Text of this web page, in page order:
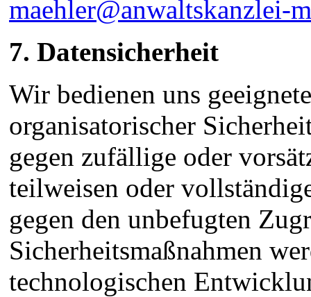
maehler@anwaltskanzlei-
7. Datensicherheit
Wir bedienen uns
organisatorischer
gegen zufällige oder
teilweisen oder
gegen den unbefugten
Sicherheitsmaßnahmen
technologischen